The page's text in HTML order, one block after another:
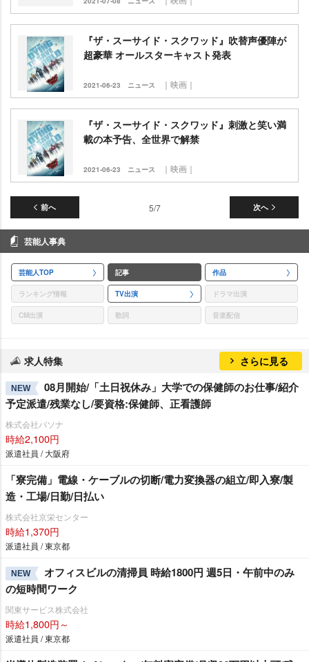
『ザ・スーサイド・スクワッド』吹替声優陣が
超豪華 オールスターキャスト発表
2021-06-23 ニュース ｜映画｜
『ザ・スーサイド・スクワッド』刺激と笑い満
載の本予告、全世界で解禁
2021-06-23 ニュース ｜映画｜
前へ 次へ
5/7
芸能人事典
芸能人TOP 記事 作品
ランキング情報 TV出演 ドラマ出演
CM出演 歌詞 音楽配信
求人特集 さらに見る
NEW
08月開始/「土日祝休み」大学での保健師のお仕事/紹介
予定派遣/残業なし/要資格:保健師、正看護師
株式会社パソナ
時給2,100円
派遣社員 / 大阪府
「寮完備」電線・ケーブルの切断/電力変換器の組立/即入寮/製
造・工場/日勤/日払い
株式会社京栄センター
時給1,370円
派遣社員 / 東京都
NEW
オフィスビルの清掃員 時給1800円 週5日・午前中のみ
の短時間ワーク
関東サービス株式会社
時給1,800円～
派遣社員 / 東京都